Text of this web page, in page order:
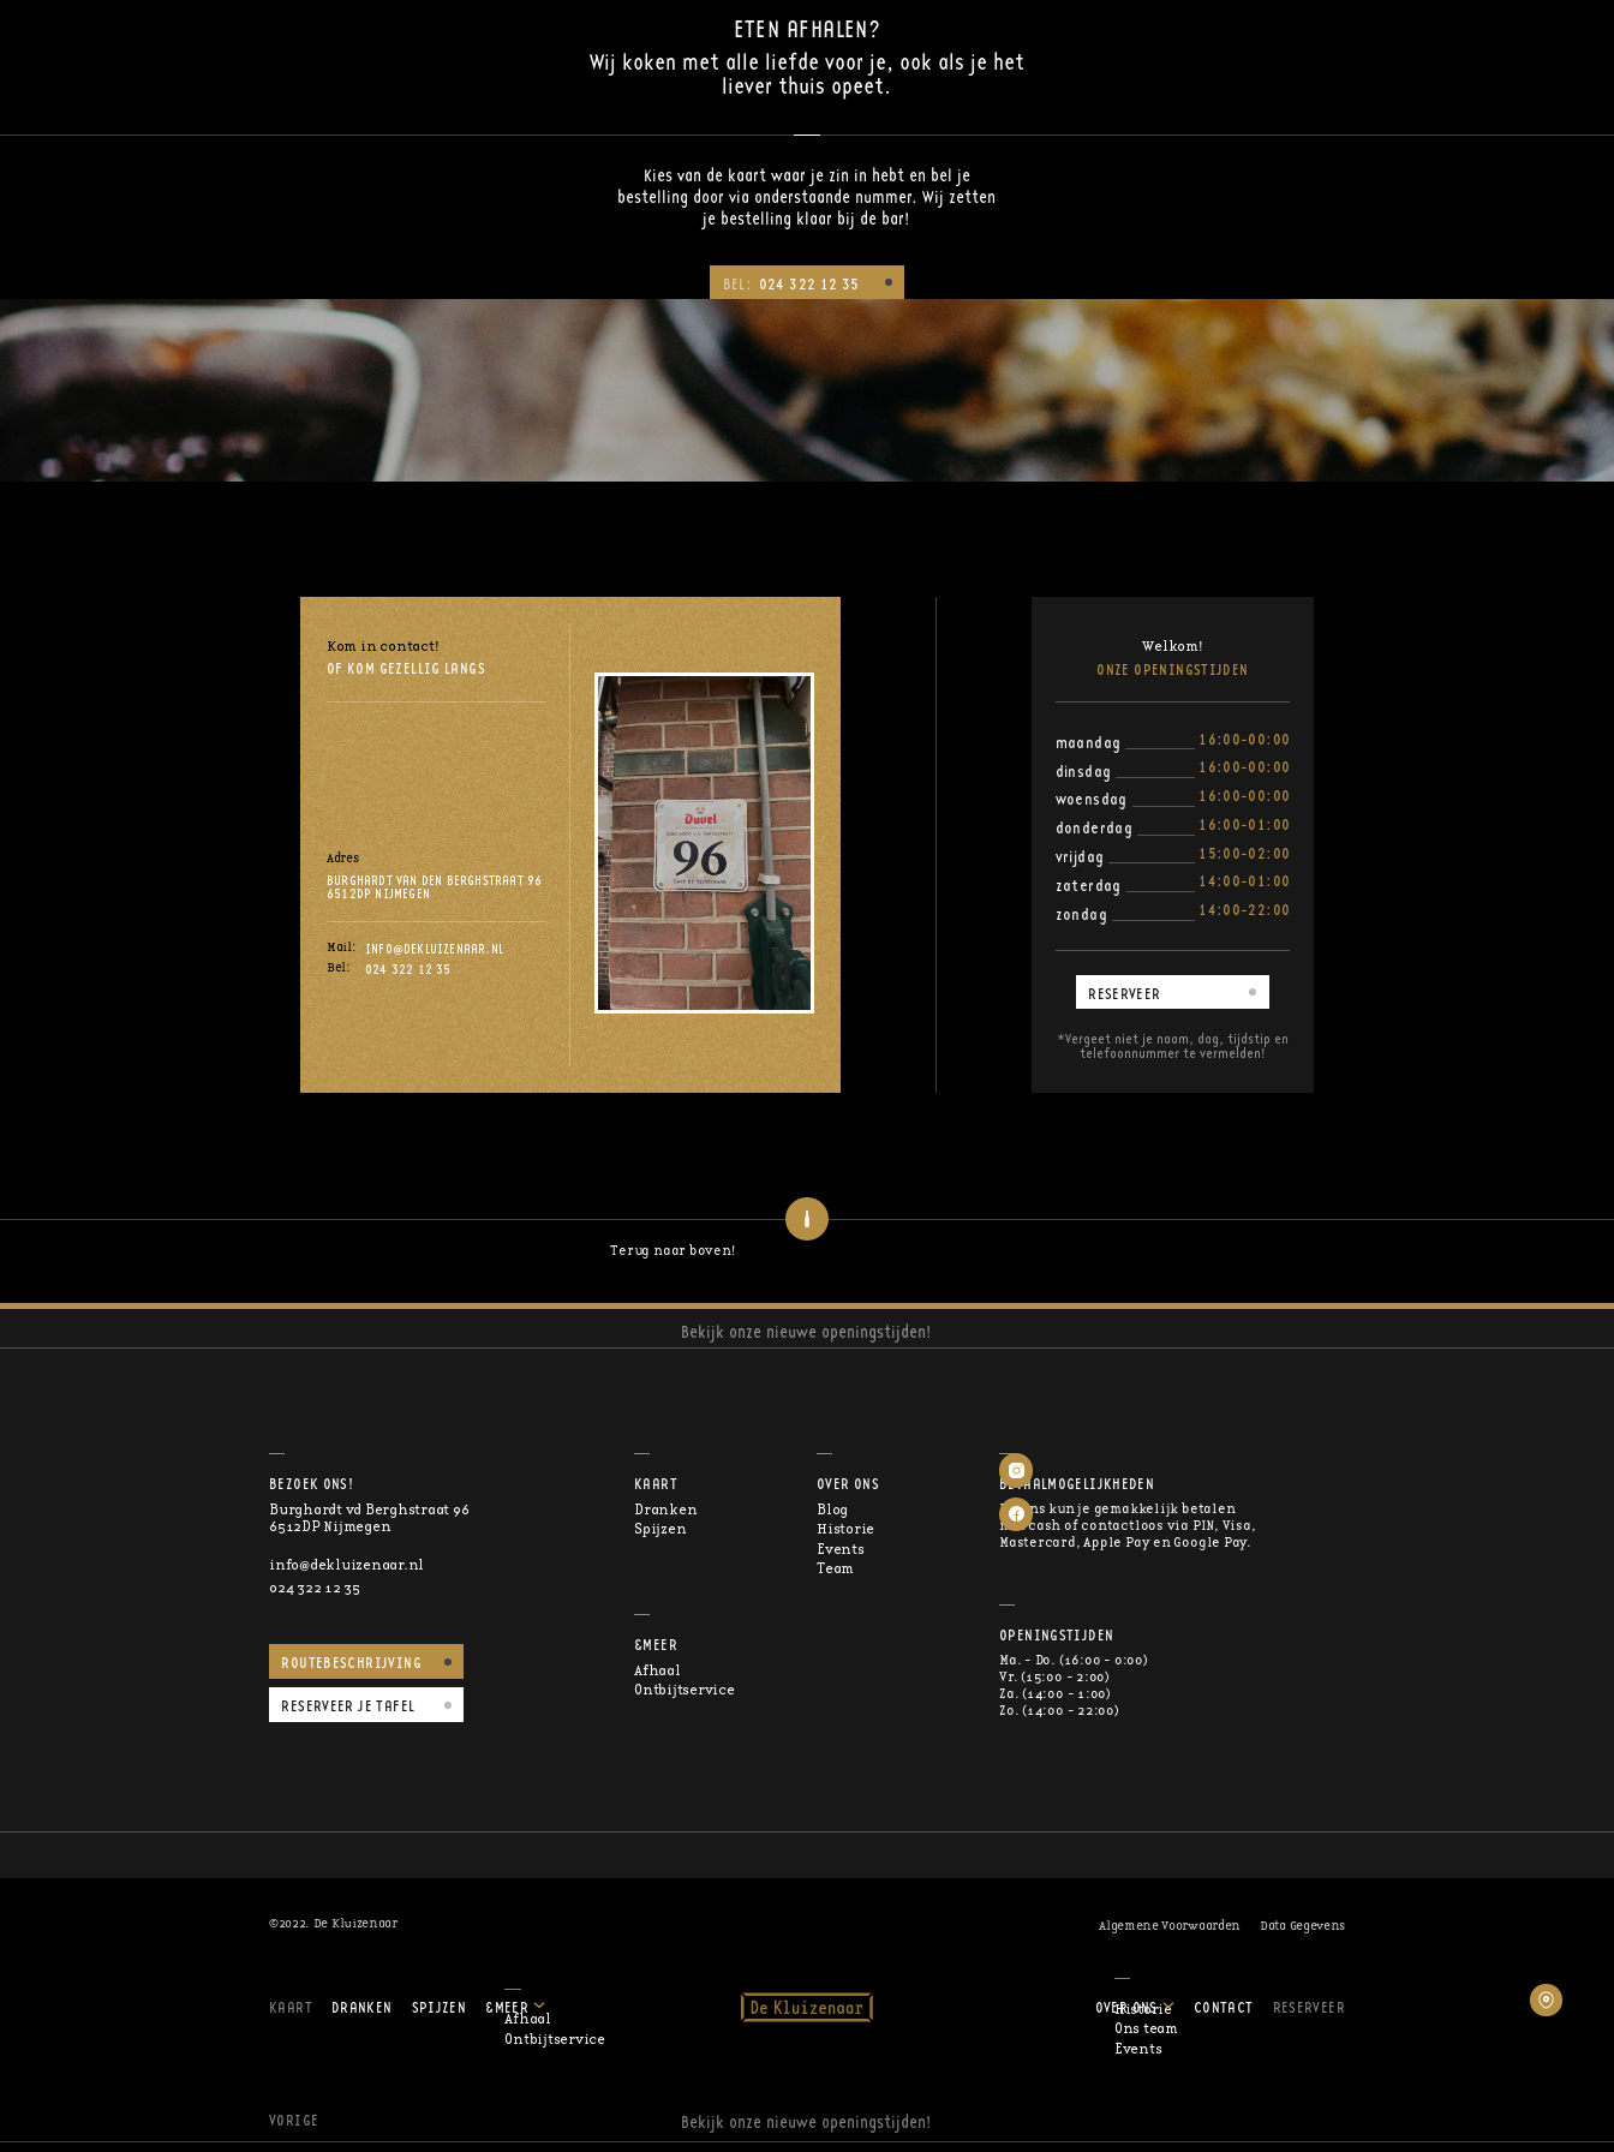
ETEN AFHALEN?
Wij koken met alle liefde voor je, ook als je het
liever thuis opeet.
Kies van de kaart waar je zin in hebt en bel je
bestelling door via onderstaande nummer. Wij zetten
je bestelling klaar bij de bar!
BEL: 024 322 12 35
Kom in contact!
OF KOM GEZELLIG LANGS
Adres
BURGHARDT VAN DEN BERGHSTRAAT 96
6512DP NIJMEGEN
Mail: INFO@DEKLUIZENAAR.NL
Bel: 024 322 12 35
Welkom!
ONZE OPENINGSTIJDEN
maandag
16:00-00:00
dinsdag
16:00-00:00
woensdag
16:00-00:00
donderdag
16:00-01:00
vrijdag
15:00-02:00
zaterdag
14:00-01:00
zondag
14:00-22:00
RESERVEER
*Vergeet niet je naam, dag, tijdstip en
telefoonnummer te vermelden!
Terug naar boven!
Bekijk onze nieuwe openingstijden!
BEZOEK ONS!
Burghardt vd Berghstraat 96
6512DP Nijmegen
info@dekluizenaar.nl
024 322 12 35
ROUTEBESCHRIJVING
RESERVEER JE TAFEL
KAART
Dranken
Spijzen
&MEER
Afhaal
Ontbijtservice
OVER ONS
Blog
Historie
Events
Team
BETAALMOGELIJKHEDEN
Bij ons kun je gemakkelijk betalen
met cash of contactloos via PIN, Visa,
Mastercard, Apple Pay en Google Pay.
OPENINGSTIJDEN
Ma. - Do. (16:00 - 0:00)
Vr. (15:00 - 2:00)
Za. (14:00 - 1:00)
Zo. (14:00 - 22:00)
©2022. De Kluizenaar Algemene Voorwaarden Data Gegevens
KAART DRANKEN SPIJZEN &MEER
Afhaal
Ontbijtservice
OVER ONS
Historie
Ons team
Events
CONTACT RESERVEER
Bekijk onze nieuwe openingstijden!
VORIGE